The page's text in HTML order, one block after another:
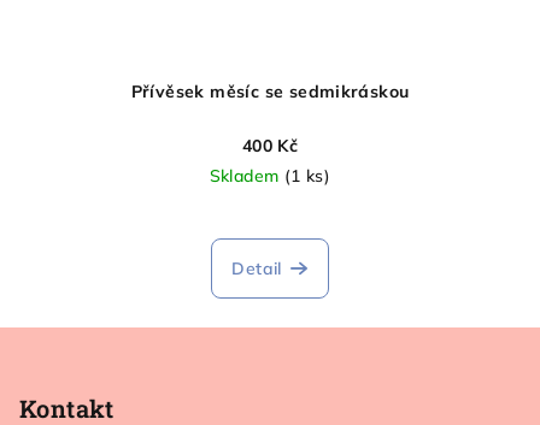
Přívěsek měsíc se sedmikráskou
400 Kč
Skladem (1 ks)
Detail
Kontakt